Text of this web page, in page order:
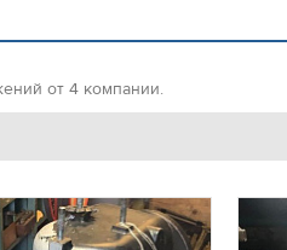
от 4 компании.